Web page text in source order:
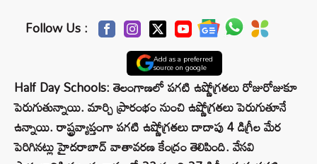
Follow Us :
Add as a preferred
source on google
Half Day Schools: తెలంగాణలో పగటి ఉష్ణోగ్రతలు రోజురోజుకూ
పెరుగుతున్నాయి. మార్చి ప్రారంభం నుంచి ఉష్ణోగ్రతలు పెరుగుతూనే
ఉన్నాయి. రాష్ట్రవ్యాప్తంగా పగటి ఉష్ణోగ్రతలు దాదాపు 4 డిగ్రీల మేర
పెరిగినట్లు హైదరాబాద్ వాతావరణ కేంద్రం తెలిపింది. వేసవి